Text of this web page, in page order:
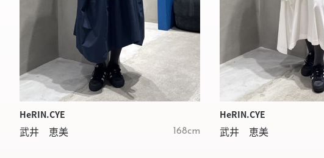
HeRIN.CYE
武井 恵美 168cm
HeRIN.CYE
武井 恵美